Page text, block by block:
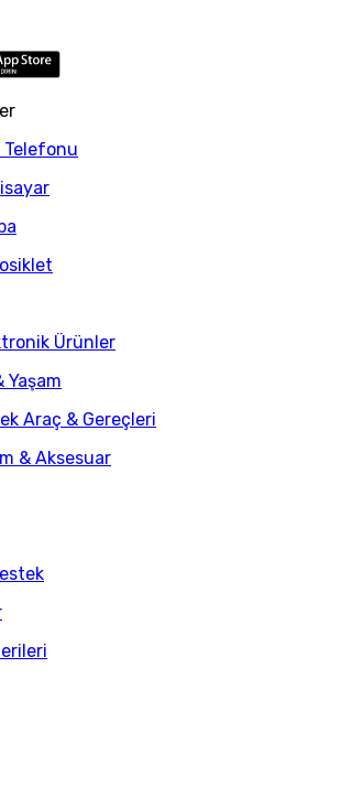
Telefonu
Ürünler
Yaşam
Araç & Gereçleri
& Aksesuar